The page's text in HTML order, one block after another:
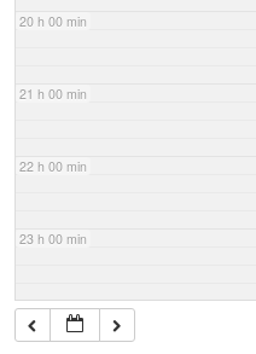
20 h 00 min
21 h 00 min
22 h 00 min
23 h 00 min